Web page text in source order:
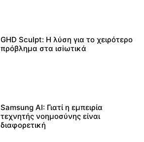
GHD Sculpt: Η λύση για το χειρότερο
πρόβλημα στα ισiωτικά
Samsung AI: Γιατί η εμπειρία
τεχνητής νοημοσύνης είναι
διαφορετική